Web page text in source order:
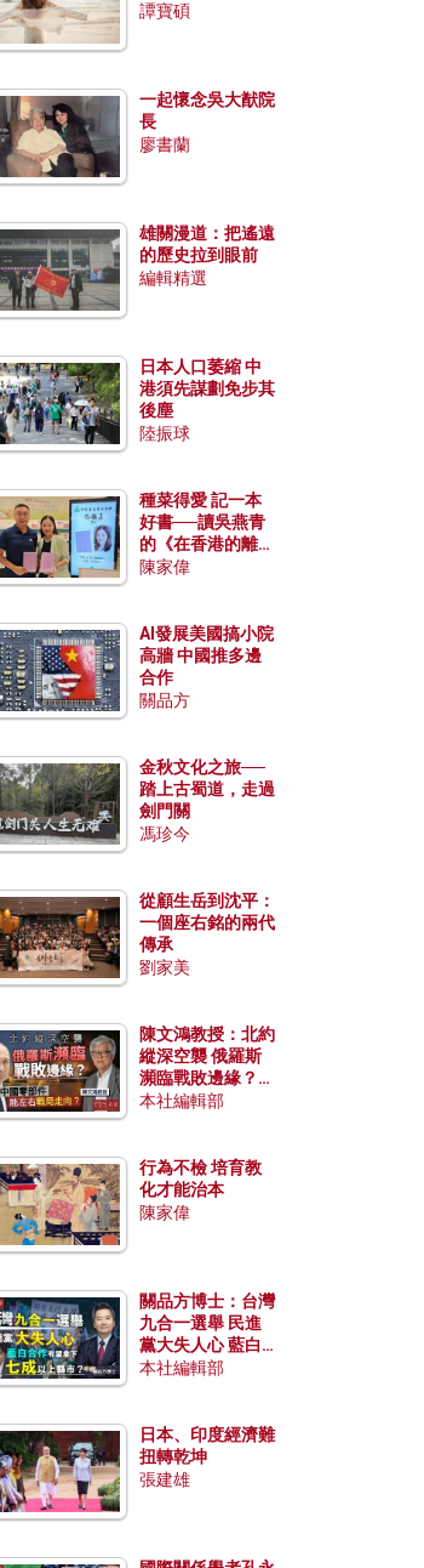
譚寶碩
一起懷念吳大猷院
長
廖書蘭
雄關漫道：把遙遠
的歷史拉到眼前
編輯精選
日本人口萎縮 中
港須先謀劃免步其
後塵
陸振球
種菜得愛 記一本
好書──讀吳燕青
的《在香港的離島
種菜》
陳家偉
AI發展美國搞小院
高牆 中國推多邊
合作
關品方
金秋文化之旅──
踏上古蜀道，走過
劍門關
馮珍今
從顧生岳到沈平：
一個座右銘的兩代
傳承
劉家美
陳文鴻教授：北約
縱深空襲 俄羅斯
瀕臨戰敗邊緣？中
國零部件能左右戰
本社編輯部
行為不檢 培育教
化才能治本
陳家偉
關品方博士：台灣
九合一選舉 民進
黨大失人心 藍白
合作有望拿下七成
本社編輯部
日本、印度經濟難
扭轉乾坤
張建雄